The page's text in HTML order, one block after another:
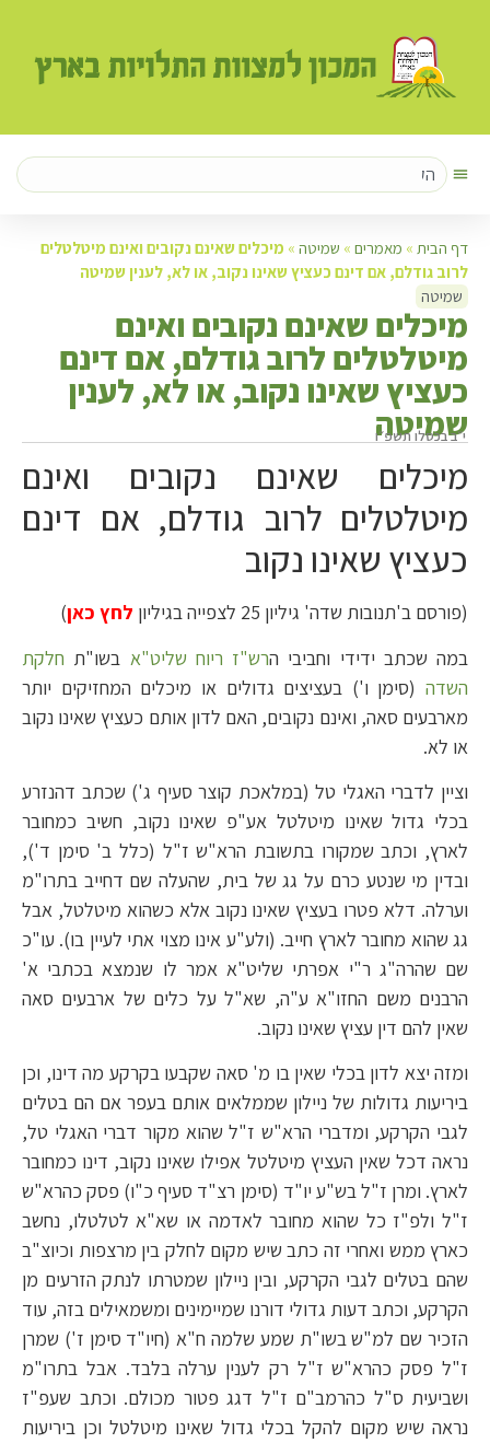
דף הבית » מאמרים » שמיטה » מיכלים שאינם נקובים ואינם מיטלטלים
לרוב גודלם, אם דינם כעציץ שאינו נקוב, או לא, לענין שמיטה
שמיטה
מיכלים שאינם נקובים ואינם
מיטלטלים לרוב גודלם, אם דינם
כעציץ שאינו נקוב, או לא, לענין
שמיטה
י״ב בכסלו תשפ״ו
מיכלים שאינם נקובים ואינם
מיטלטלים לרוב גודלם, אם דינם
כעציץ שאינו נקוב
(פורסם ב'תנובות שדה' גיליון 25 לצפייה בגיליון לחץ כאן)
במה שכתב ידידי וחביבי הרש"ז ריוח שליט"א בשו"ת חלקת
השדה (סימן ו') בעציצים גדולים או מיכלים המחזיקים יותר
מארבעים סאה, ואינם נקובים, האם לדון אותם כעציץ שאינו נקוב
או לא.
וציין לדברי האגלי טל (במלאכת קוצר סעיף ג') שכתב דהנזרע
בכלי גדול שאינו מיטלטל אע"פ שאינו נקוב, חשיב כמחובר
לארץ, וכתב שמקורו בתשובת הרא"ש ז"ל (כלל ב' סימן ד'),
ובדין מי שנטע כרם על גג של בית, שהעלה שם דחייב בתרו"מ
וערלה. דלא פטרו בעציץ שאינו נקוב אלא כשהוא מיטלטל, אבל
גג שהוא מחובר לארץ חייב. (ולע"ע אינו מצוי אתי לעיין בו). עו"כ
שם שהרה"ג ר"י אפרתי שליט"א אמר לו שנמצא בכתבי א'
הרבנים משם החזו"א ע"ה, שא"ל על כלים של ארבעים סאה
שאין להם דין עציץ שאינו נקוב.
ומזה יצא לדון בכלי שאין בו מ' סאה שקבעו בקרקע מה דינו, וכן
ביריעות גדולות של ניילון שממלאים אותם בעפר אם הם בטלים
לגבי הקרקע, ומדברי הרא"ש ז"ל שהוא מקור דברי האגלי טל,
נראה דכל שאין העציץ מיטלטל אפילו שאינו נקוב, דינו כמחובר
לארץ. ומרן ז"ל בש"ע יו"ד (סימן רצ"ד סעיף כ"ו) פסק כהרא"ש
ז"ל ולפ"ז כל שהוא מחובר לאדמה או שא"א לטלטלו, נחשב
כארץ ממש ואחרי זה כתב שיש מקום לחלק בין מרצפות וכיוצ"ב
שהם בטלים לגבי הקרקע, ובין ניילון שמטרתו לנתק הזרעים מן
הקרקע, וכתב דעות גדולי דורנו שמיימינים ומשמאילים בזה, עוד
הזכיר שם למ"ש בשו"ת שמע שלמה ח"א (חיו"ד סימן ז') שמרן
ז"ל פסק כהרא"ש ז"ל רק לענין ערלה בלבד. אבל בתרו"מ
ושביעית ס"ל כהרמב"ם ז"ל דגג פטור מכולם. וכתב שעפ"ז
נראה שיש מקום להקל בכלי גדול שאינו מיטלטל וכן ביריעות